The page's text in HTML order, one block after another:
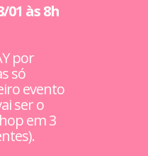
às 8h
por
só
evento
ser o
em 3